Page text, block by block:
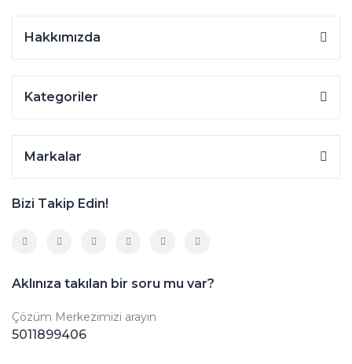
Hakkımızda
Kategoriler
Markalar
Bizi Takip Edin!
Aklınıza takılan bir soru mu var?
Çözüm Merkezimizi arayın
5011899406